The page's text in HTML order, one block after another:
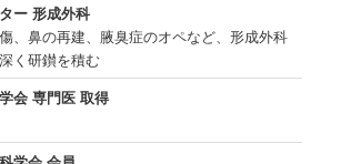
ー 形成外科
、鼻の再建、腋臭症のオペなど、形成外科
く研鑚を積む
会 専門医 取得